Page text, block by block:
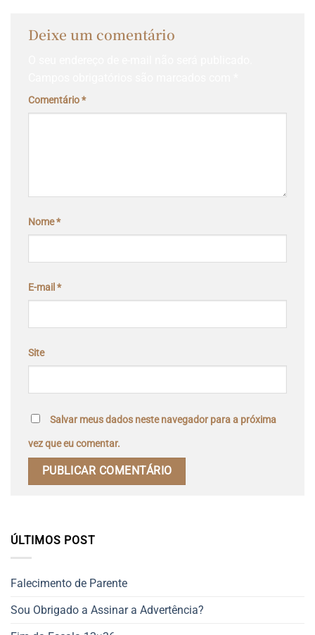
Deixe um comentário
Comentário*
Nome*
E-mail *
Site
Salvar meus dados neste navegador para a próxima
vez que eu comentar.
ÚLTIMOS POST
Falecimento de Parente
Sou Obrigado a Assinar a Advertência?